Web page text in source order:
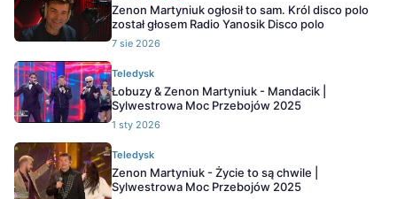
Zenon Martyniuk ogłosił to sam. Król disco polo
został głosem Radio Yanosik Disco polo
7 sie 2026
Teledysk
Łobuzy & Zenon Martyniuk - Mandacik |
Sylwestrowa Moc Przebojów 2025
1 sty 2026
Teledysk
Zenon Martyniuk - Życie to są chwile |
Sylwestrowa Moc Przebojów 2025